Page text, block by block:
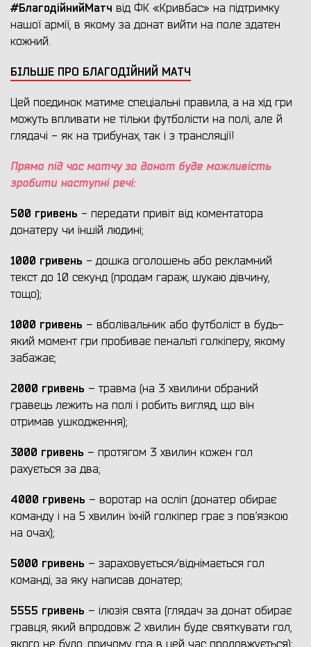
#БлагодійнийМатч від ФК «Кривбас» на підтримку
нашої армії, в якому за донат вийти на поле здатен
кожний.
БІЛЬШЕ ПРО БЛАГОДІЙНИЙ МАТЧ
Цей поєдинок матиме спеціальні правила, а на хід гри
можуть впливати не тільки футболісти на полі, але й
глядачі - як на трибунах, так і з трансляції!
Прямо під час матчу за донат буде можливість
зробити наступні речі:
500 гривень - передати привіт від коментатора
донатеру чи іншій людині;
1000 гривень - дошка оголошень або рекламний
текст до 10 секунд (продам гараж, шукаю дівчину,
тощо);
1000 гривень – вболівальник або футболіст в будь-
який момент гри пробиває пенальті голкіперу, якому
забажає;
2000 гривень – травма (на 3 хвилини обраний
гравець лежить на полі і робить вигляд, що він
отримав ушкодження);
3000 гривень – протягом 3 хвилин кожен гол
рахується за два;
4000 гривень – воротар на осліп (донатер обирає
команду і на 5 хвилин їхній голкіпер грає з пов’язкою
на очах);
5000 гривень – зараховується/віднімається гол
команді, за яку написав донатер;
5555 гривень – ілюзія свята (глядач за донат обирає
гравця, який впродовж 2 хвилин буде святкувати гол,